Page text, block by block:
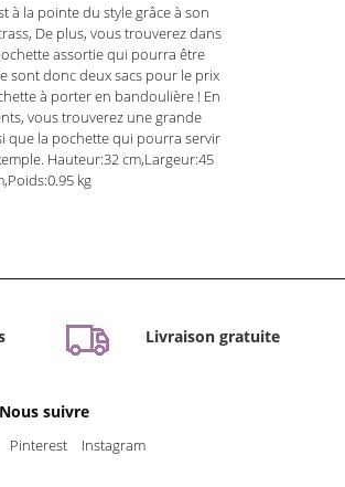
à la pointe du style grâce à son
De plus, vous trouverez dans
assortie qui pourra être
sont donc deux sacs pour le prix
à porter en bandoulière ! En
vous trouverez une grande
que la pochette qui pourra servir
Hauteur:32 cm,Largeur:45
kg
Livraison gratuite
Nous suivre
Pinterest Instagram